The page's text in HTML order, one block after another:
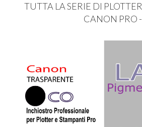
TUTTA LASERIE DI PLOTTER
CANON PRO -